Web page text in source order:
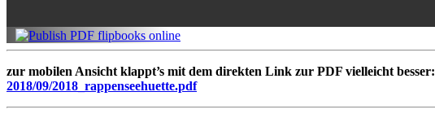
zur mobilen Ansicht klappt’s mit dem direkten Link zur PDF vielleicht besser:
2018/09/2018_rappenseehuette.pdf